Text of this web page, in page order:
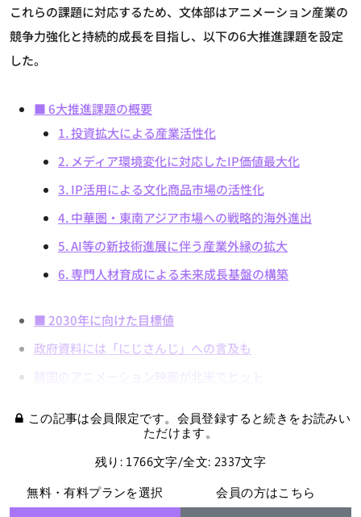
これらの課題に対応するため、文体部はアニメーション産業の
競争力強化と持続的成長を目指し、以下の6大推進課題を設定
した。
■ 6大推進課題の概要
1. 投資拡大による産業活性化
2. メディア環境変化に対応したIP価値最大化
3. IP活用による文化商品市場の活性化
4. 中華圏・東南アジア市場への戦略的海外進出
5. AI等の新技術進展に伴う産業外縁の拡大
6. 専門人材育成による未来成長基盤の構築
■ 2030年に向けた目標値
政府資料には「にじさんじ」への言及も
韓国のアニメーション映画が北米でヒット
この記事は会員限定です。会員登録すると続きをお読みい
ただけます。
残り: 1766文字/全文: 2337文字
無料・有料プランを選択
会員の方はこちら